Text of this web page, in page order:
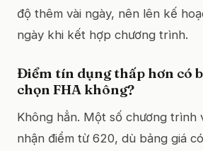
độ thêm vài ngày, nên lên kế
ngày khi kết hợp chương trình.
Điểm tín dụng thấp hơn có
chọn FHA không?
Không hẳn. Một số chương trình
nhận điểm từ 620, dù bảng giá